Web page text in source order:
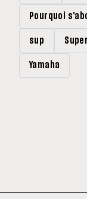
Pourquoi
sup
Yamaha